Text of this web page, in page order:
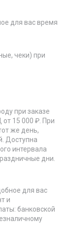
для вас время
чеки) при
при заказе
15 000 ₽. При
же день,
Доступна
интервала
дни.
для вас
и
банковской